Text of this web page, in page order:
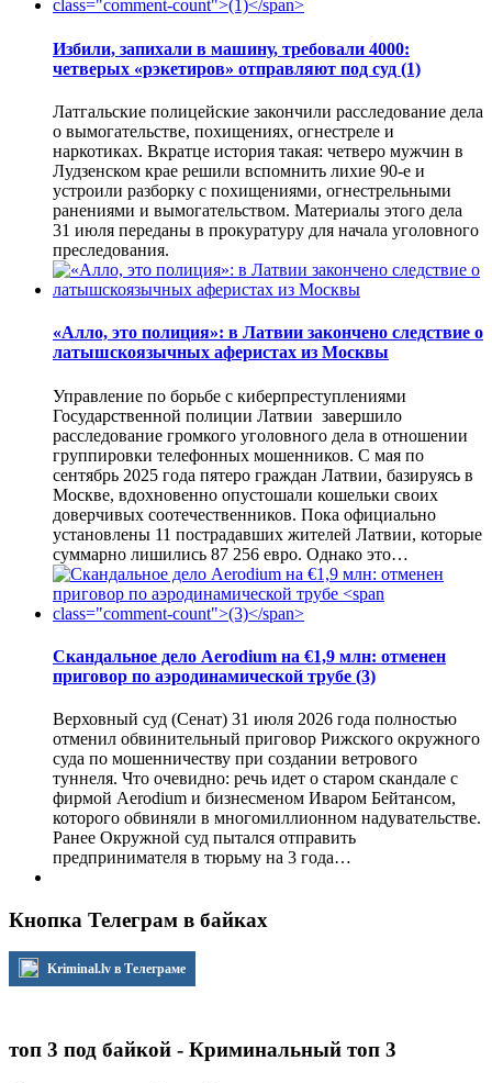
Избили, запихали в машину, требовали 4000:
четверых «рэкетиров» отправляют под суд (1)
Латгальские полицейские закончили расследование дела
о вымогательстве, похищениях, огнестреле и
наркотиках. Вкратце история такая: четверо мужчин в
Лудзенском крае решили вспомнить лихие 90-е и
устроили разборку с похищениями, огнестрельными
ранениями и вымогательством. Материалы этого дела
31 июля переданы в прокуратуру для начала уголовного
преследования.
«Алло, это полиция»: в Латвии закончено следствие о
латышскоязычных аферистах из Москвы
Управление по борьбе с киберпреступлениями
Государственной полиции Латвии завершило
расследование громкого уголовного дела в отношении
группировки телефонных мошенников. С мая по
сентябрь 2025 года пятеро граждан Латвии, базируясь в
Москве, вдохновенно опустошали кошельки своих
доверчивых соотечественников. Пока официально
установлены 11 пострадавших жителей Латвии, которые
суммарно лишились 87 256 евро. Однако это…
Скандальное дело Aerodium на €1,9 млн: отменен
приговор по аэродинамической трубе (3)
Верховный суд (Сенат) 31 июля 2026 года полностью
отменил обвинительный приговор Рижского окружного
суда по мошенничеству при создании ветрового
туннеля. Что очевидно: речь идет о старом скандале с
фирмой Aerodium и бизнесменом Иваром Бейтансом,
которого обвиняли в многомиллионном надувательстве.
Ранее Окружной суд пытался отправить
предпринимателя в тюрьму на 3 года…
Кнопка Телеграм в байках
Kriminal.lv в Телеграме
топ 3 под байкой - Криминальный топ 3